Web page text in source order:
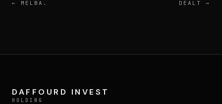
← MELBA. DEALT →
DAFFOURD INVEST
HOLDING